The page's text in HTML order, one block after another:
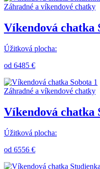
Záhradné a víkendové chatky
Víkendová chatka
Úžitková plocha:
od 6485 €
Záhradné a víkendové chatky
Víkendová chatka
Úžitková plocha:
od 6556 €